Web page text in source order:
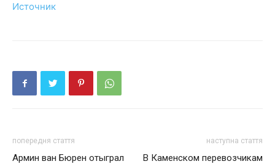
Источник
попередня стаття
Армин ван Бюрен отыграл
наступна стаття
В Каменском перевозчикам